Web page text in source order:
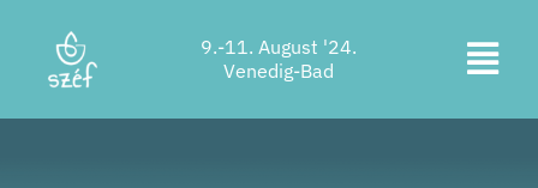
Inhalt
springen
Ticketkauf
9.-11. August '24.
Venedig-Bad